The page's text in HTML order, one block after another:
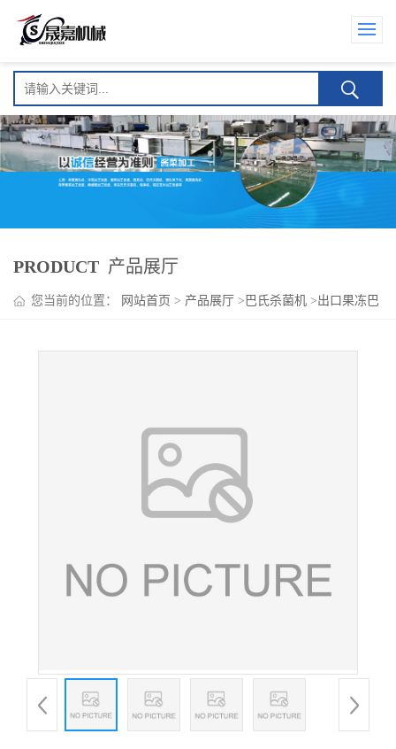
PRODUCT 产品展厅
您当前的位置： 网站首页 > 产品展厅 > 巴氏杀菌机 >出口果冻巴